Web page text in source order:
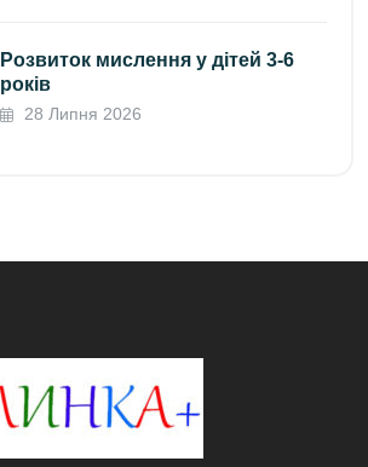
Розвиток мислення у дітей 3-6
років
28 Липня 2026